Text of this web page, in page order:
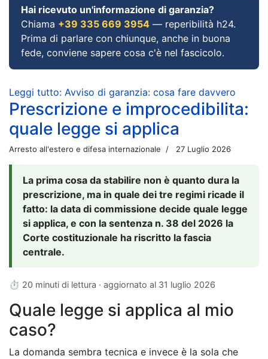
Hai ricevuto un'informazione di garanzia?
Chiama +39 335 669 3954 — reperibilità h24.
Prima di parlare con chiunque, anche in buona
fede, conviene sapere cosa c'è nel fascicolo.
Leggi tutto: Avviso di garanzia: cosa fare davvero
Prescrizione e improcedibilita:
quale legge si applica
Arresto all'estero e difesa internazionale 27 Luglio 2026
La prima cosa da stabilire non è quanto dura la
prescrizione, ma in quale dei tre regimi ricade il
fatto: la data di commissione decide quale legge
si applica, e con la sentenza n. 38 del 2026 la
Corte costituzionale ha riscritto la fascia
centrale.
⏱ 20 minuti di lettura · aggiornato al 31 luglio 2026
Quale legge si applica al mio
caso?
La domanda sembra tecnica e invece è la sola che